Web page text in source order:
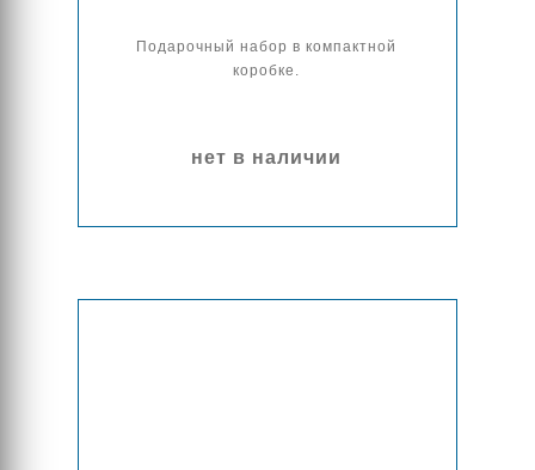
Подарочный набор в компактной
коробке.
нет в наличии